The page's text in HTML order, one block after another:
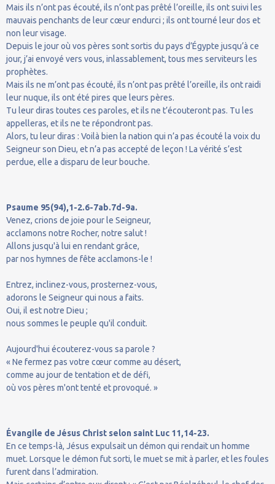
Mais ils n’ont pas écouté, ils n’ont pas prêté l’oreille, ils ont suivi les
mauvais penchants de leur cœur endurci ; ils ont tourné leur dos et
non leur visage.
Depuis le jour où vos pères sont sortis du pays d’Égypte jusqu’à ce
jour, j’ai envoyé vers vous, inlassablement, tous mes serviteurs les
prophètes.
Mais ils ne m’ont pas écouté, ils n’ont pas prêté l’oreille, ils ont raidi
leur nuque, ils ont été pires que leurs pères.
Tu leur diras toutes ces paroles, et ils ne t’écouteront pas. Tu les
appelleras, et ils ne te répondront pas.
Alors, tu leur diras : Voilà bien la nation qui n’a pas écouté la voix du
Seigneur son Dieu, et n’a pas accepté de leçon ! La vérité s’est
perdue, elle a disparu de leur bouche.
Psaume 95(94),1-2.6-7ab.7d-9a.
Venez, crions de joie pour le Seigneur,
acclamons notre Rocher, notre salut !
Allons jusqu'à lui en rendant grâce,
par nos hymnes de fête acclamons-le !
Entrez, inclinez-vous, prosternez-vous,
adorons le Seigneur qui nous a faits.
Oui, il est notre Dieu ;
nous sommes le peuple qu'il conduit.
Aujourd'hui écouterez-vous sa parole ?
« Ne fermez pas votre cœur comme au désert,
comme au jour de tentation et de défi,
où vos pères m'ont tenté et provoqué. »
Évangile de Jésus Christ selon saint Luc 11,14-23.
En ce temps-là, Jésus expulsait un démon qui rendait un homme
muet. Lorsque le démon fut sorti, le muet se mit à parler, et les foules
furent dans l’admiration.